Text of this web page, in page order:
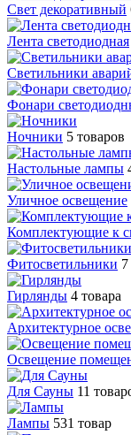
Свет декоративный
Лента светодиодная
Светильники
Фонари
Ночники 5 товаров
Настольные лампы
Уличное освещение
Комплектующие к
Фитосветильники
Гирлянды 4 товара
Архитектурное
Освещение
Для Сауны 11
Лампы 531 товар